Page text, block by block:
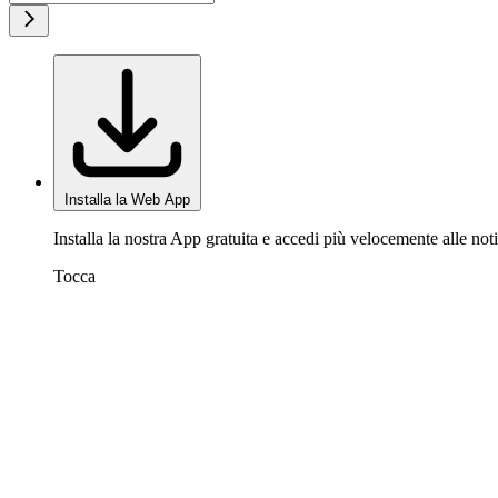
Installa la Web App
Installa la nostra App gratuita e accedi più velocemente alle
Tocca